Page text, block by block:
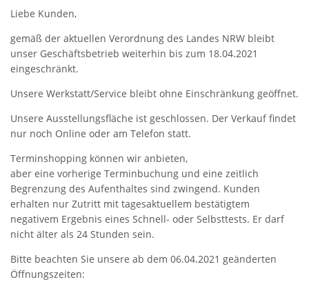
Liebe Kunden,
gemäß der aktuellen Verordnung des Landes NRW bleibt
unser Geschäftsbetrieb weiterhin bis zum 18.04.2021
eingeschränkt.
Unsere Werkstatt/Service bleibt ohne Einschränkung geöffnet.
Unsere Ausstellungsfläche ist geschlossen. Der Verkauf findet
nur noch Online oder am Telefon statt.
Terminshopping können wir anbieten,
aber eine vorherige Terminbuchung und eine zeitlich
Begrenzung des Aufenthaltes sind zwingend. Kunden
erhalten nur Zutritt mit tagesaktuellem bestätigtem
negativem Ergebnis eines Schnell- oder Selbsttests. Er darf
nicht älter als 24 Stunden sein.
Bitte beachten Sie unsere ab dem 06.04.2021 geänderten
Öffnungszeiten: